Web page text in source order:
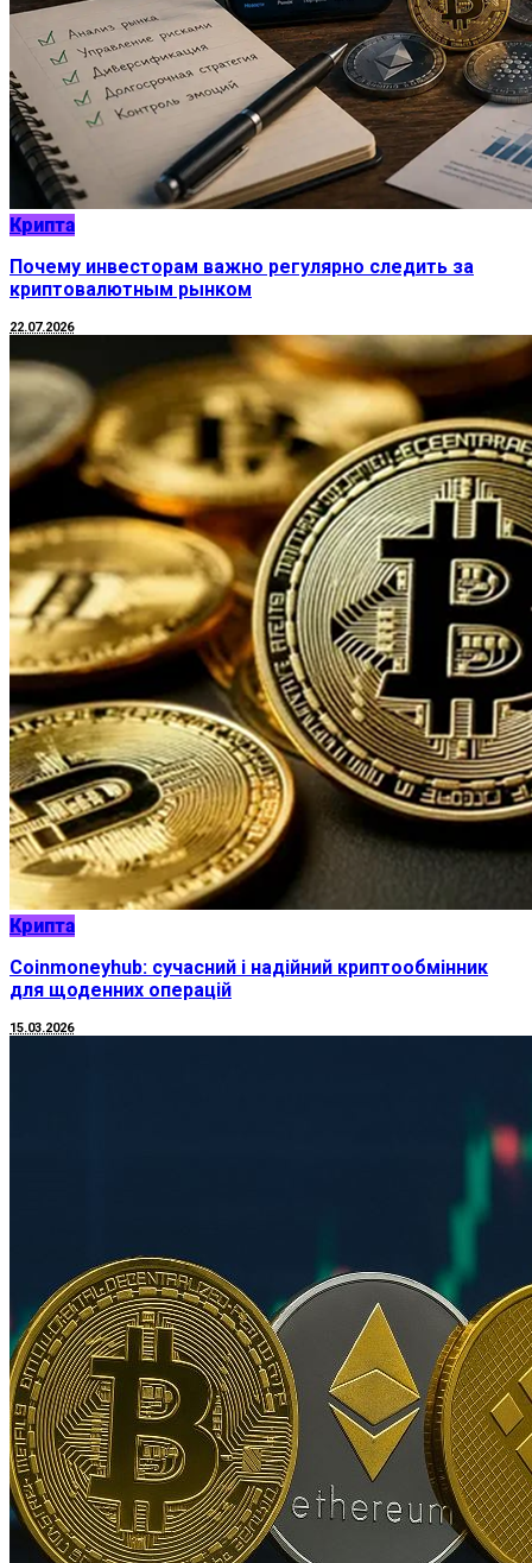
Крипта
Почему инвесторам важно регулярно следить за
криптовалютным рынком
22.07.2026
Крипта
Coinmoneyhub: сучасний і надійний криптообмінник
для щоденних операцій
15.03.2026